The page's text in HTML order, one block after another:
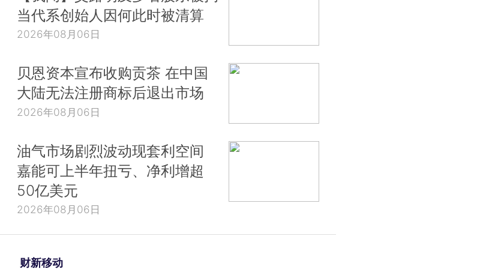
当代系创始人因何此时被清算
2026年08月06日
贝恩资本宣布收购贡茶 在中国
大陆无法注册商标后退出市场
2026年08月06日
油气市场剧烈波动现套利空间
嘉能可上半年扭亏、净利增超
50亿美元
2026年08月06日
财新移动